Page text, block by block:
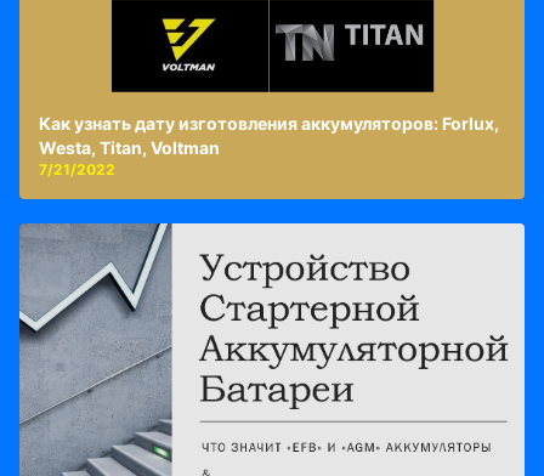
Как узнать дату изготовления аккумуляторов: Forlux,
Westa, Titan, Voltman
7/21/2022